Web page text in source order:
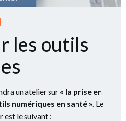
les outils
un atelier sur « la prise en
numériques en santé ». Le
est le suivant :